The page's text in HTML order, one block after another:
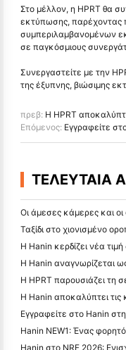
Στο μέλλον, η HPRT θα
εκτύπωσης, παρέχοντας
συμπεριλαμβανομένων
σε παγκόσμιους
Συνεργαστείτε με την
της έξυπνης, βιώσιμης
πρεβ: Η HPRT αποκαλύπτει έξυπνη
Επόμενος: Εγγραφείτε στο Hanin
ΤΕΛΕΥΤΑΙΑ
Εγγραφείτε στο Hanin